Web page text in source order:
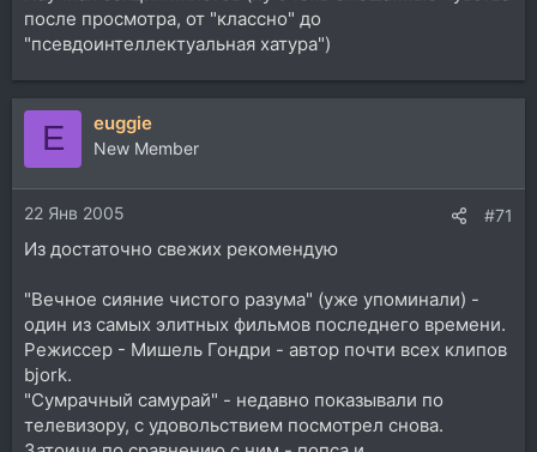
после просмотра, от "классно" до
"псевдоинтеллектуальная хатура")
E euggie
New Member
22 Янв 2005 #71
Из достаточно свежих рекомендую
"Вечное сияние чистого разума" (уже упоминали) -
один из самых элитных фильмов последнего времени.
Режиссер - Мишель Гондри - автор почти всех клипов
bjork.
"Сумрачный самурай" - недавно показывали по
телевизору, с удовольствием посмотрел снова.